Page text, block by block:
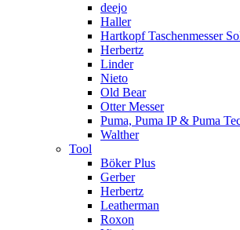
deejo
Haller
Hartkopf Taschenmesser
Herbertz
Linder
Nieto
Old Bear
Otter Messer
Puma, Puma IP & Puma
Walther
Tool
Böker Plus
Gerber
Herbertz
Leatherman
Roxon